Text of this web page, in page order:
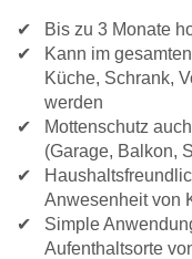
Bis zu 3 Monate
Kann im
Küche, Schrank,
werden
Mottenschutz
(Garage, Balkon,
Anwesenheit von
Simple
Aufenthaltsorte